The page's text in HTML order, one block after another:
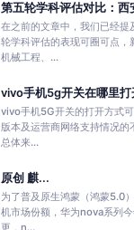
第五轮学科评估对比：西
在之前的文章中，我们已经提
轮学科评估的表现可圈可点，
机械工程、...
vivo手机5g开关在哪里打
vivo手机5G开关的打开方式
版本及运营商网络支持情况的
总体来...
原创 麒...
为了普及原生鸿蒙（鸿蒙5.0
机市场份额，华为nova系列
更，n...